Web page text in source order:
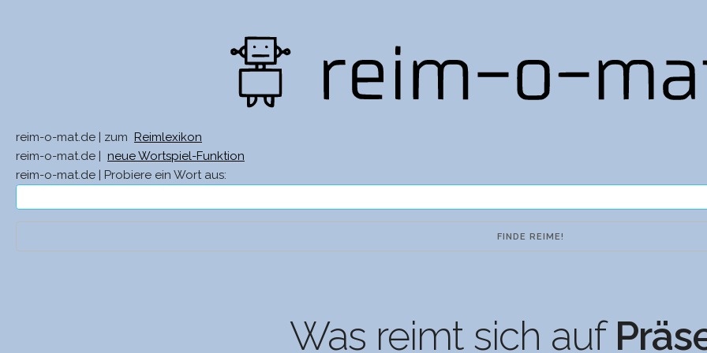
reim-o-mat.de | zum
Reimlexikon
reim-o-mat.de |
neue Wortspiel-Funktion
reim-o-mat.de | Probiere ein Wort aus:
Was reimt sich auf